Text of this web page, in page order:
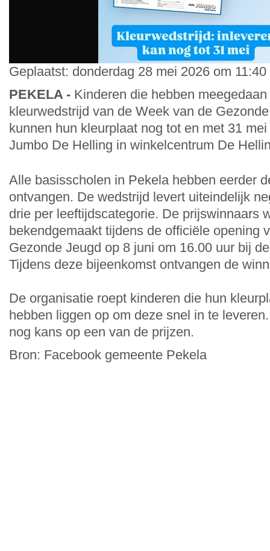
Geplaatst: donderdag 28 mei 2026 om
PEKELA - Kinderen die hebben
kleurwedstrijd van de Week van de
kunnen hun kleurplaat nog tot en met 31
Jumbo De Helling in winkelcentrum De
Alle basisscholen in Pekela hebben eerder
ontvangen. De wedstrijd levert uiteindelijk
drie per leeftijdscategorie. De prijswinnaars
bekendgemaakt tijdens de officiële opening
Gezonde Jeugd op 8 juni om 16.00 uur bij
Tijdens deze bijeenkomst ontvangen de
De organisatie roept kinderen die hun
hebben liggen op om deze snel in te
nog kans op een van de prijzen.
Bron: Facebook gemeente Pekela